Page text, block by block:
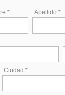
* Apellido *
Ciudad *